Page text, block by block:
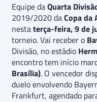
Equipe daQuarta
2019/2020 daCopa da
nestaterça-feira, 9 de
torneio. Vai receber o
Divisão, no estádio
encontro tem início
Brasília). O vencedor
duelo envolvendo
Frankfurt, agendado